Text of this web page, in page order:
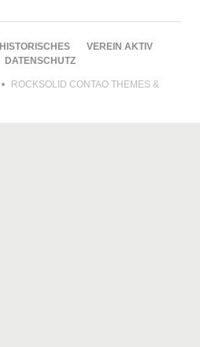
HISTORISCHES
VEREIN AKTIV
DATENSCHUTZ
ROCKSOLID CONTAO THEMES &